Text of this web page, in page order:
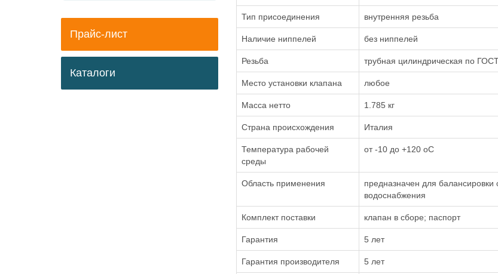
Прайс-лист
Каталоги
Тип присоединения внутренняя резьба
Наличие ниппелей без ниппелей
Резьба трубная цилиндрическая по
Место установки клапана любое
Масса нетто 1.785 кг
Страна происхождения Италия
Температура рабочей
среды
от -10 до +120 oC
Область применения
предназначен для
водоснабжения
Комплект поставки клапан в сборе; паспорт
Гарантия 5 лет
Гарантия производителя 5 лет